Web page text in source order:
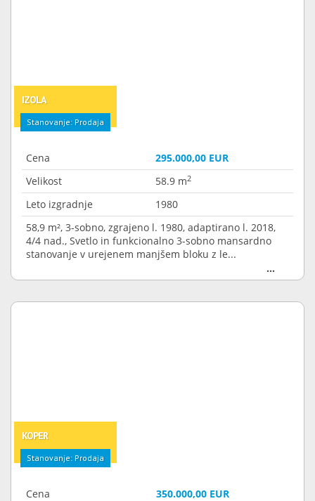
IZOLA
Stanovanje: Prodaja
Cena
295.000,00 EUR
Velikost
58.9 m2
Leto izgradnje
1980
58,9 m², 3-sobno, zgrajeno l. 1980, adaptirano l. 2018,
4/4 nad., Svetlo in funkcionalno 3-sobno mansardno
stanovanje v urejenem manjšem bloku z le...
KOPER
Stanovanje: Prodaja
Cena
350.000,00 EUR